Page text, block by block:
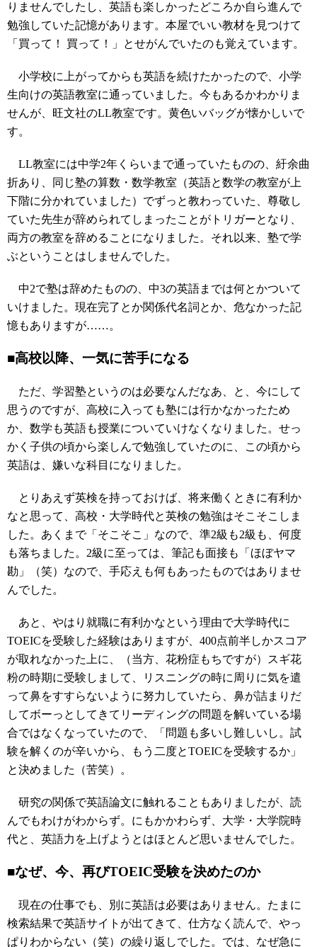
りませんでしたし、英語も楽しかったどころか自ら進んで
勉強していた記憶があります。本屋でいい教材を見つけて
「買って！ 買って！」とせがんでいたのも覚えています。
小学校に上がってからも英語を続けたかったので、小学
生向けの英語教室に通っていました。今もあるかわかりま
せんが、旺文社のLL教室です。黄色いバッグが懐かしいで
す。
LL教室には中学2年くらいまで通っていたものの、紆余曲
折あり、同じ塾の算数・数学教室（英語と数学の教室が上
下階に分かれていました）でずっと教わっていた、尊敬し
ていた先生が辞められてしまったことがトリガーとなり、
両方の教室を辞めることになりました。それ以来、塾で学
ぶということはしませんでした。
中2で塾は辞めたものの、中3の英語までは何とかついて
いけました。現在完了とか関係代名詞とか、危なかった記
憶もありますが……。
■高校以降、一気に苦手になる
ただ、学習塾というのは必要なんだなあ、と、今にして
思うのですが、高校に入っても塾には行かなかったため
か、数学も英語も授業についていけなくなりました。せっ
かく子供の頃から楽しんで勉強していたのに、この頃から
英語は、嫌いな科目になりました。
とりあえず英検を持っておけば、将来働くときに有利か
なと思って、高校・大学時代と英検の勉強はそこそこしま
した。あくまで「そこそこ」なので、準2級も2級も、何度
も落ちました。2級に至っては、筆記も面接も「ほぼヤマ
勘」（笑）なので、手応えも何もあったものではありませ
んでした。
あと、やはり就職に有利かなという理由で大学時代に
TOEICを受験した経験はありますが、400点前半しかスコア
が取れなかった上に、（当方、花粉症もちですが）スギ花
粉の時期に受験しまして、リスニングの時に周りに気を遣
って鼻をすすらないように努力していたら、鼻が詰まりだ
してボーっとしてきてリーディングの問題を解いている場
合ではなくなっていたので、「問題も多いし難しいし。試
験を解くのが辛いから、もう二度とTOEICを受験するか」
と決めました（苦笑）。
研究の関係で英語論文に触れることもありましたが、読
んでもわけがわからず。にもかかわらず、大学・大学院時
代と、英語力を上げようとはほとんど思いませんでした。
■なぜ、今、再びTOEIC受験を決めたのか
現在の仕事でも、別に英語は必要はありません。たまに
検索結果で英語サイトが出てきて、仕方なく読んで、やっ
ぱりわからない（笑）の繰り返しでした。では、なぜ急に